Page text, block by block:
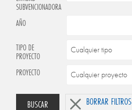
SUBVENCIONADORA
AÑO
TIPO DE
PROYECTO
PROYECTO
BUSCAR BORRAR FILTROS